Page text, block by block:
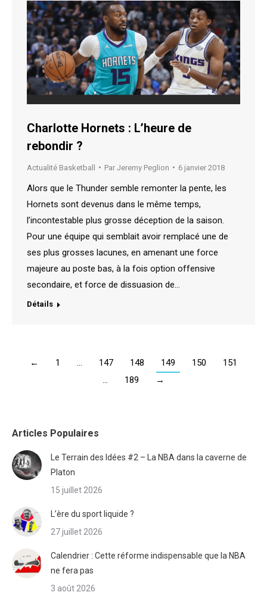
Charlotte Hornets : L’heure de
rebondir ?
Actualité Basketball Par Jeremy Peglion 6 janvier 2018
Alors que le Thunder semble remonter la pente, les
Hornets sont devenus dans le même temps,
l’incontestable plus grosse déception de la saison.
Pour une équipe qui semblait avoir remplacé une de
ses plus grosses lacunes, en amenant une force
majeure au poste bas, à la fois option offensive
secondaire, et force de dissuasion de…
Détails
← 1 … 147 148 149 150
151
…
189 →
Articles Populaires
Le Terrain des Idées #2 – La NBA dans la caverne de
Platon
15 juillet 2026
L’ère du sport liquide ?
27 juillet 2026
Calendrier : Cette réforme indispensable que la NBA
ne fera pas
3 août 2026